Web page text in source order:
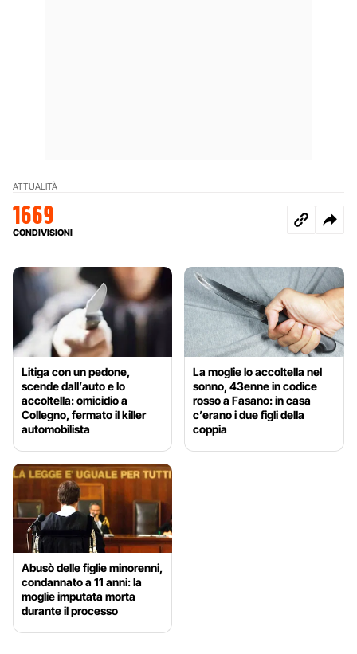
ATTUALITÀ
1669
CONDIVISIONI
Litiga con un pedone,
scende dall’auto e lo
accoltella: omicidio a
Collegno, fermato il killer
automobilista
La moglie lo accoltella nel
sonno, 43enne in codice
rosso a Fasano: in casa
c’erano i due figli della
coppia
Abusò delle figlie minorenni,
condannato a 11 anni: la
moglie imputata morta
durante il processo